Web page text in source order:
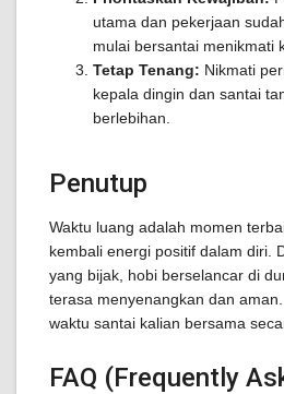
utama dan pekerjaan
mulai bersantai menikmati
Tetap Tenang: Nikmati
kepala dingin dan santai
berlebihan.
Penutup
Waktu luang adalah momen
kembali energi positif dalam diri.
yang bijak, hobi berselancar di
terasa menyenangkan dan
waktu santai kalian bersama
FAQ (Frequently